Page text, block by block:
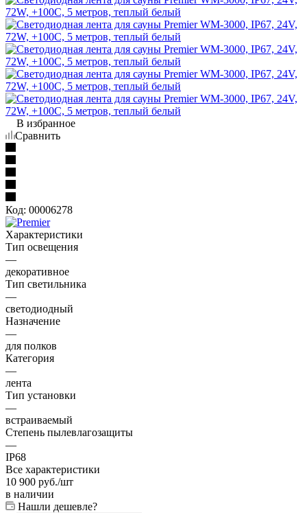
В избранное
Сравнить
Код: 00006278
Характеристики
Тип освещения
—
декоративное
Тип светильника
—
светодиодный
Назначение
—
для полков
Категория
—
лента
Тип установки
—
встраиваемый
Степень пылевлагозащиты
—
IP68
Все характеристики
10 900 руб./шт
в наличии
Нашли дешевле?